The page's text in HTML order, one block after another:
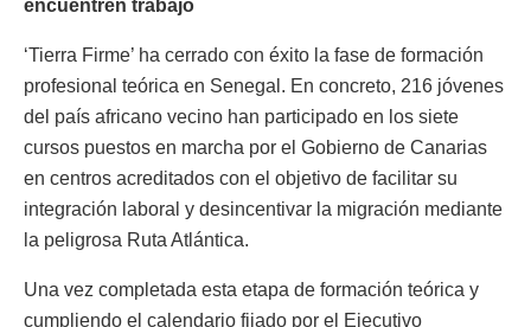
encuentren trabajo
‘Tierra Firme’ ha cerrado con éxito la fase de formación
profesional teórica en Senegal. En concreto, 216 jóvenes
del país africano vecino han participado en los siete
cursos puestos en marcha por el Gobierno de Canarias
en centros acreditados con el objetivo de facilitar su
integración laboral y desincentivar la migración mediante
la peligrosa Ruta Atlántica.
Una vez completada esta etapa de formación teórica y
cumpliendo el calendario fijado por el Ejecutivo